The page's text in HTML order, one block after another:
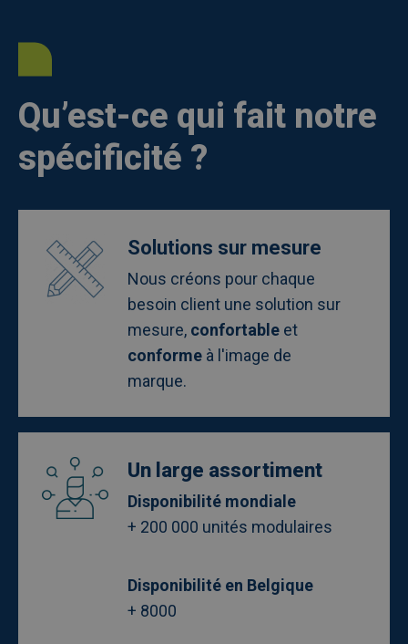
Qu’est-ce qui fait notre
spécificité ?
Afbeelding Solutions sur mesure
Nous créons pour chaque
besoin client une solution sur
mesure, confortable et
conforme à l'image de
marque.
Afbeelding Un large assortiment
Disponibilité mondiale
+ 200 000 unités modulaires
Disponibilité en Belgique
+ 8000